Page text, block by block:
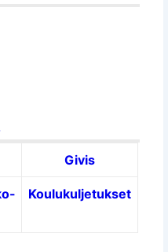
Givis
Koulukuljetukset